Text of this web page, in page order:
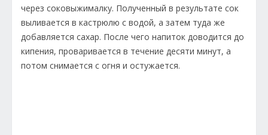
через соковыжималку. Полученный в результате сок
выливается в кастрюлю с водой, а затем туда же
добавляется сахар. После чего напиток доводится до
кипения, проваривается в течение десяти минут, а
потом снимается с огня и остужается.